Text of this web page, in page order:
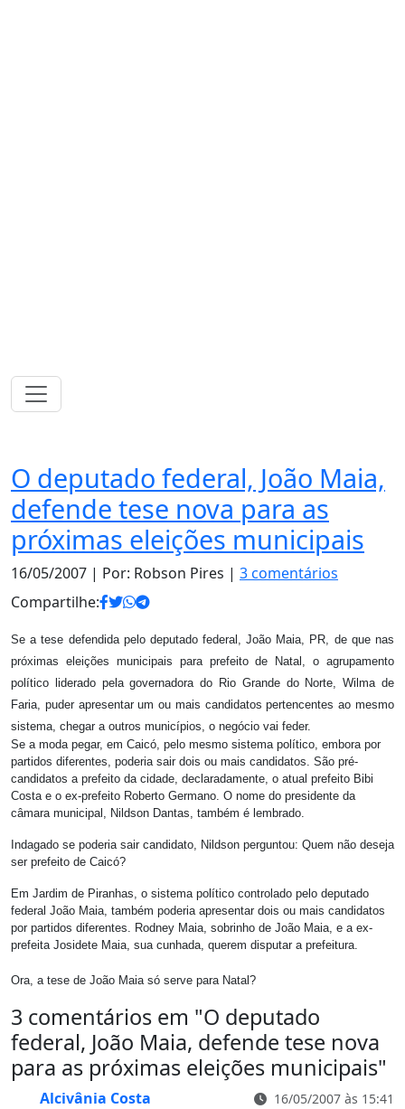
O deputado federal, João Maia,
defende tese nova para as
próximas eleições municipais
16/05/2007 | Por: Robson Pires | 3 comentários
Compartilhe:
Se a tese defendida pelo deputado federal, João Maia, PR, de que nas
próximas eleições municipais para prefeito de Natal, o agrupamento
político liderado pela governadora do Rio Grande do Norte, Wilma de
Faria, puder apresentar um ou mais candidatos pertencentes ao mesmo
sistema, chegar a outros municípios, o negócio vai feder.
Se a moda pegar, em Caicó, pelo mesmo sistema político, embora por
partidos diferentes, poderia sair dois ou mais candidatos. São pré-
candidatos a prefeito da cidade, declaradamente, o atual prefeito Bibi
Costa e o ex-prefeito Roberto Germano. O nome do presidente da
câmara municipal, Nildson Dantas, também é lembrado.
Indagado se poderia sair candidato, Nildson perguntou: Quem não deseja
ser prefeito de Caicó?
Em Jardim de Piranhas, o sistema político controlado pelo deputado
federal João Maia, também poderia apresentar dois ou mais candidatos
por partidos diferentes. Rodney Maia, sobrinho de João Maia, e a ex-
prefeita Josidete Maia, sua cunhada, querem disputar a prefeitura.
Ora, a tese de João Maia só serve para Natal?
3 comentários em "O deputado
federal, João Maia, defende tese nova
para as próximas eleições municipais"
Alcivânia Costa 16/05/2007 às 15:41